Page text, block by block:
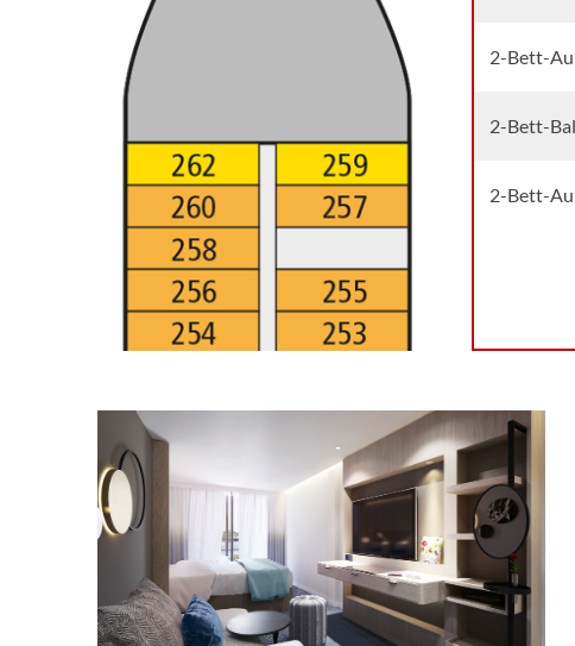
2-Bett-
2-Bett-
2-Bett-